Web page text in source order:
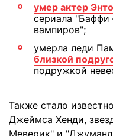
умер актер
сериала "Баффи
вампиров";
умерла леди
близкой
подружкой
Также стало
Джеймса Хенди,
Меверик" и